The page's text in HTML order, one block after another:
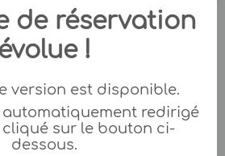
de réservation
!
version est disponible.
automatiquement redirigé
sur le bouton ci-
dessous.